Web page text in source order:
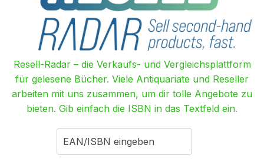
Resell-Radar – die Verkaufs- und Vergleichsplattform
für gelesene Bücher. Viele Antiquariate und Reseller
arbeiten mit uns zusammen, um dir tolle Angebote zu
bieten. Gib einfach die ISBN in das Textfeld ein.